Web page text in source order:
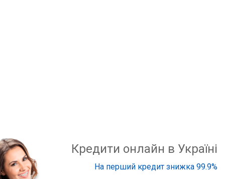
Кредити онлайн в Україні
На перший кредит знижка 99.9%